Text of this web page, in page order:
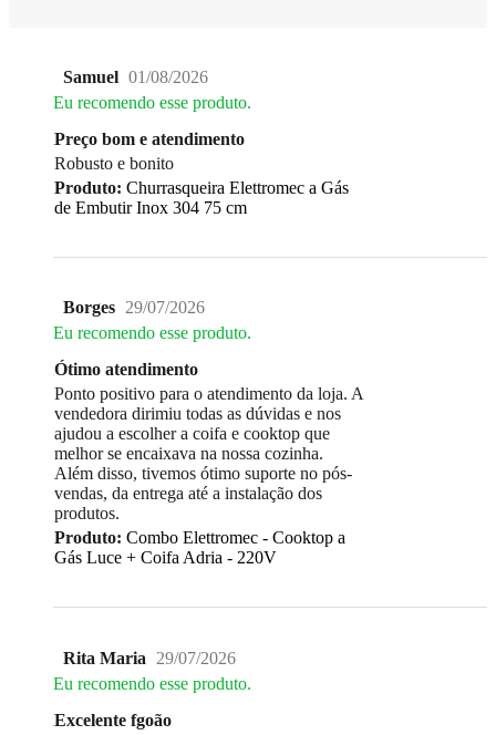
Samuel 01/08/2026
Eu recomendo esse produto.
Preço bom e atendimento
Robusto e bonito
Produto: Churrasqueira Elettromec a Gás
de Embutir Inox 304 75 cm
Borges 29/07/2026
Eu recomendo esse produto.
Ótimo atendimento
Ponto positivo para o atendimento da loja. A
vendedora dirimiu todas as dúvidas e nos
ajudou a escolher a coifa e cooktop que
melhor se encaixava na nossa cozinha.
Além disso, tivemos ótimo suporte no pós-
vendas, da entrega até a instalação dos
produtos.
Produto: Combo Elettromec - Cooktop a
Gás Luce + Coifa Adria - 220V
Rita Maria
29/07/2026
Eu recomendo esse produto.
Excelente fgoão